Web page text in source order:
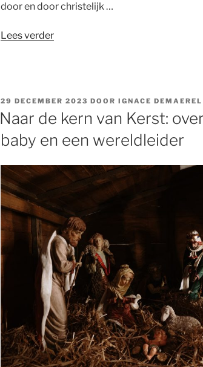
door en door christelijk …
Lees verder“Hoe
GEPLAATST
OP
29 DECEMBER 2023 DOOR IGNACE DEMAEREL
Naar de kern van Kerst:
baby en een wereldleider